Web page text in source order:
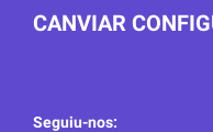
CANVIAR
Seguiu-nos: